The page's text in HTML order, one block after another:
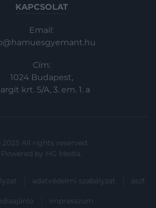
KAPCSOLAT
Email:
Cím:
1024 Budapest,
krt. 5/A, 3. em. 1. a
2025 All rights reserved.
Powered by HG Media.
adatvédelmi szabályzat ászf
impresszum